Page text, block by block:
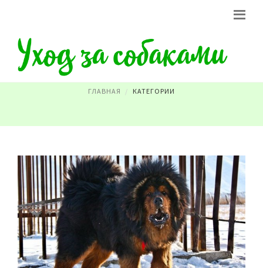
ТИБЕТСКИЙ МАСТИФ
ГЛАВНАЯ КАТЕГОРИИ